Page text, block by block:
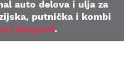
auto delova i ulja za
putnička i kombi
Beograd.